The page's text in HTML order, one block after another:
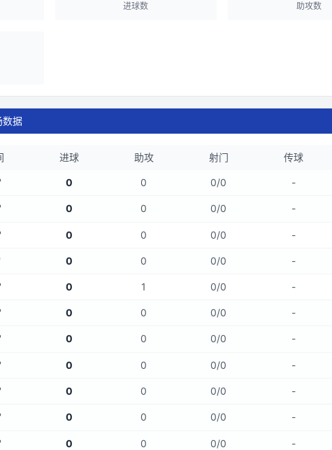
进球数 助攻数
数据
进球 助攻 射门 传球
' 0 0 0/0 -
' 0 0 0/0 -
' 0 0 0/0 -
0 0 0/0 -
' 0 1 0/0 -
' 0 0 0/0 -
' 0 0 0/0 -
' 0 0 0/0 -
' 0 0 0/0 -
' 0 0 0/0 -
' 0 0 0/0 -